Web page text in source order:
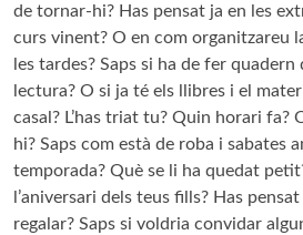
de tornar-hi? Has pensat ja en les
curs vinent? O en com organitzareu
les tardes? Saps si ha de fer quadern
lectura? O si ja té els llibres i el
casal? L’has triat tu? Quin horari fa?
hi? Saps com està de roba i sabates
temporada? Què se li ha quedat
l’aniversari dels teus fills? Has
regalar? Saps si voldria convidar